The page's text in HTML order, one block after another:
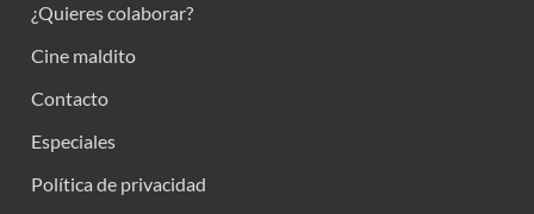
¿Quieres colaborar?
Cine maldito
Contacto
Especiales
Política de privacidad